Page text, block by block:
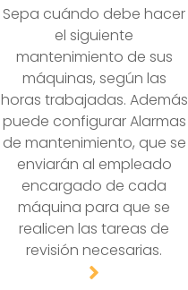
Sepa cuándo debe hacer
el siguiente
mantenimiento de sus
máquinas, según las
horas trabajadas. Además
puede configurar Alarmas
de mantenimiento, que se
enviarán al empleado
encargado de cada
máquina para que se
realicen las tareas de
revisión necesarias.